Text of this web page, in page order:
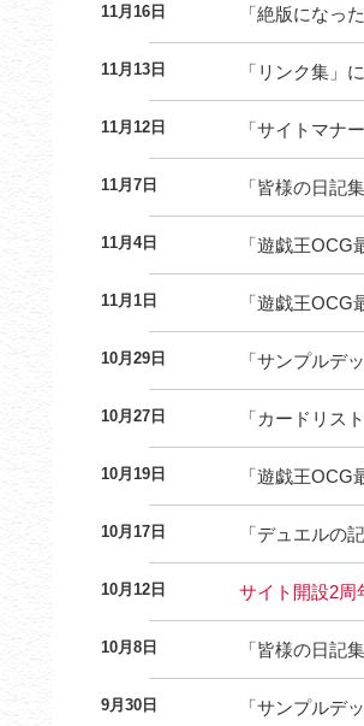
11月16日 「絶版になっ
11月13日 「リンク集」
11月12日 「サイトマナ
11月7日 「皆様の日記
11月4日 「遊戯王
11月1日 「遊戯王
10月29日 「サンプルデ
10月27日 「カードリス
10月19日 「遊戯王
10月17日 「デュエルの
10月12日 サイト開設2周
10月8日 「皆様の日記
9月30日 「サンプルデ